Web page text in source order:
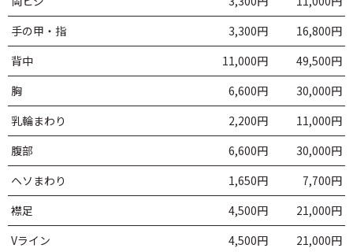
手の甲・指
3,300円
16,800円
背中
11,000円
49,500円
胸
6,600円
30,000円
乳輪まわり
2,200円
11,000円
腹部
6,600円
30,000円
ヘソまわり
1,650円
7,700円
襟足
4,500円
21,000円
Vライン
4,500円
21,000円